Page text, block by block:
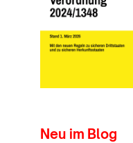
Neu im Blog